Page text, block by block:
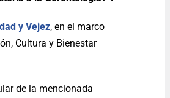
y Vejez, en el marco
Cultura y Bienestar
de la mencionada